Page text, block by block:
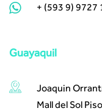
+ (593 9) 9727
Guayaquil
Joaquin
Mall del Sol